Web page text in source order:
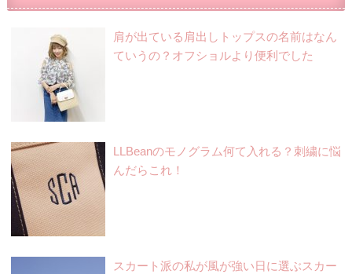
肩が出ている肩出しトップスの名前はなん
ていうの？オフショルより便利でした
LLBeanのモノグラム何て入れる？刺繍に悩
んだらこれ！
スカート派の私が風が強い日に選ぶスカー